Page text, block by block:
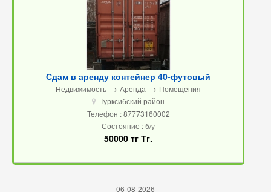
Сдам в аренду контейнер 40-футовый
Недвижимость → Аренда → Помещения
u Турксибский район
Телефон : 87773160002
Состояние : б/у
50000 тг Тг.
06-08-2026